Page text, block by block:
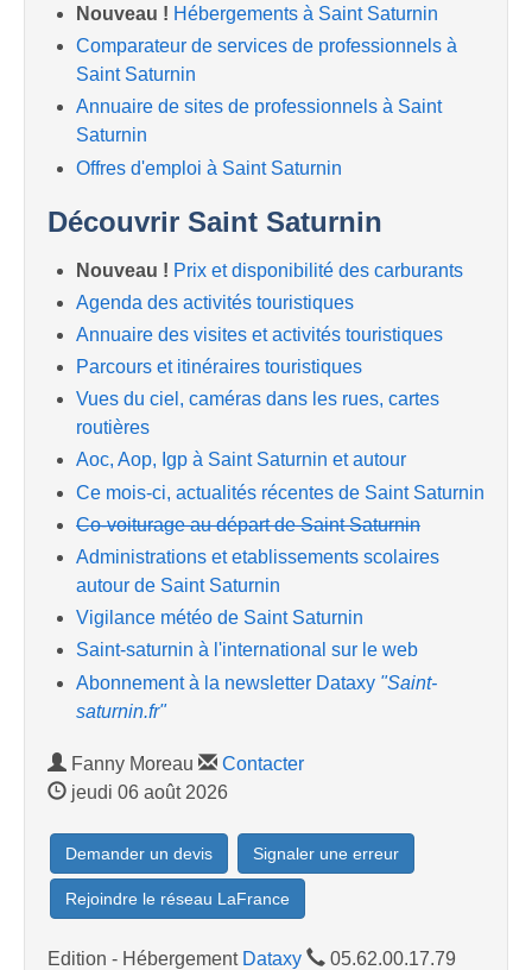
Nouveau ! Hébergements à Saint Saturnin
Comparateur de services de professionnels à
Saint Saturnin
Annuaire de sites de professionnels à Saint
Saturnin
Offres d'emploi à Saint Saturnin
Découvrir Saint Saturnin
Nouveau ! Prix et disponibilité des carburants
Agenda des activités touristiques
Annuaire des visites et activités touristiques
Parcours et itinéraires touristiques
Vues du ciel, caméras dans les rues, cartes
routières
Aoc, Aop, Igp à Saint Saturnin et autour
Ce mois-ci, actualités récentes de Saint Saturnin
Co-voiturage au départ de Saint Saturnin
Administrations et etablissements scolaires
autour de Saint Saturnin
Vigilance météo de Saint Saturnin
Saint-saturnin à l'international sur le web
Abonnement à la newsletter Dataxy "Saint-
saturnin.fr"
Fanny Moreau
Contacter
jeudi 06 août 2026
Demander un devis Signaler une erreur
Rejoindre le réseau LaFrance
Edition - Hébergement Dataxy
05.62.00.17.79